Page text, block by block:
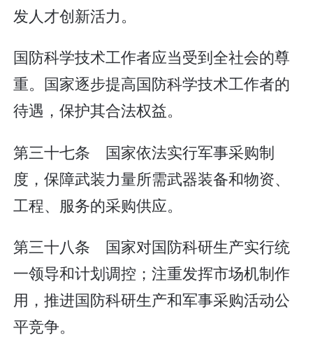
发人才创新活力。
国防科学技术工作者应当受到全社会的尊
重。国家逐步提高国防科学技术工作者的
待遇，保护其合法权益。
第三十七条 国家依法实行军事采购制
度，保障武装力量所需武器装备和物资、
工程、服务的采购供应。
第三十八条 国家对国防科研生产实行统
一领导和计划调控；注重发挥市场机制作
用，推进国防科研生产和军事采购活动公
平竞争。